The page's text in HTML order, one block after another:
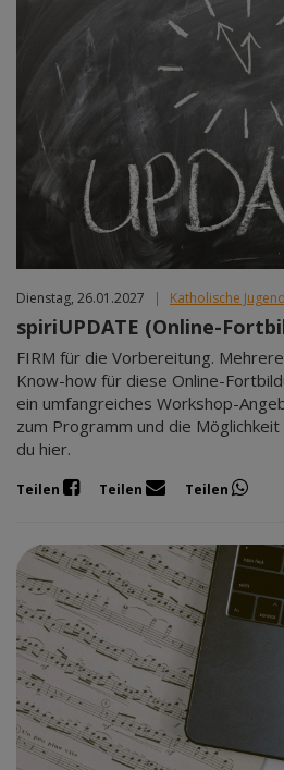
Dienstag, 26.01.2027 | Katholische Jugend
spiriUPDATE (Online-
FIRM für die Vorbereitung.
Know-how für diese Online-
ein umfangreiches Workshop-
zum Programm und die
du hier.
Teilen Teilen Teilen